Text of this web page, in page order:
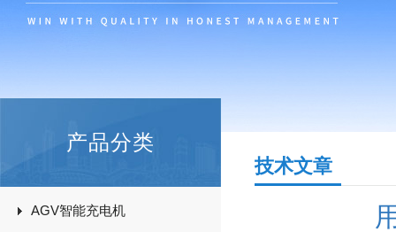
产品分类
AGV智能充电机
技术文章